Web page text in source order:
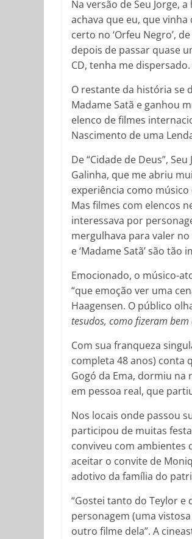
Na versão de Seu Jorge,
achava que eu, que
certo no ‘Orfeu Negro’,
depois de passar quase
CD, tenha me
O restante da história se
Madame Satã e ganhou
elenco de filmes
Nascimento de uma
De “Cidade de Deus”,
Galinha, que me abriu
experiência como
Mas filmes com elencos
interessava por
mergulhava para valer no
e ‘Madame Satã’ são
Emocionado, o músico-
“que emoção ver uma
Haagensen. O público
tesudos, como fizeram
Com sua franqueza
completa 48 anos) conta
Gogó da Ema, dormiu na
em pessoa real, que
Nos locais onde passou
participou de muitas
conviveu com ambientes
aceitar o convite de
adotivo da família do
“Gostei tanto do Teylor e
personagem (uma vistosa
outro filme dela”. A